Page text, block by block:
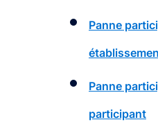
Panne
Panne
participant